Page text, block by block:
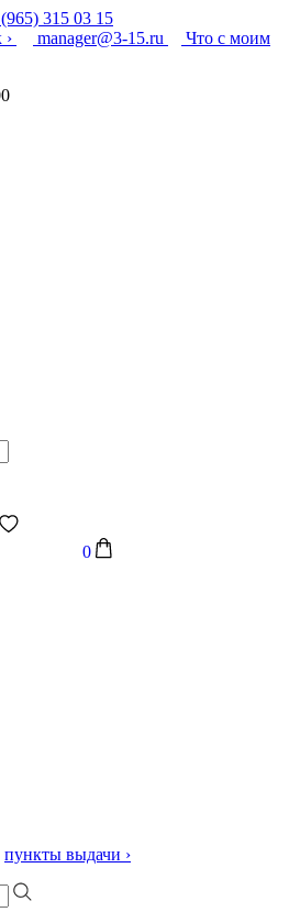
315 03 15
›
manager@3-15.ru
Что с моим
0
пункты выдачи ›